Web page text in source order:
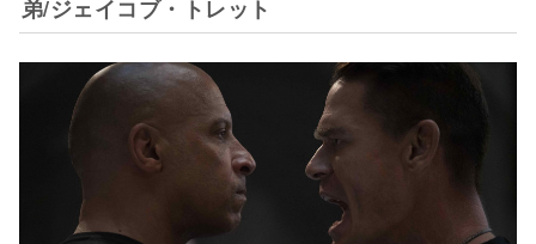
弟/ジェイコブ・トレット